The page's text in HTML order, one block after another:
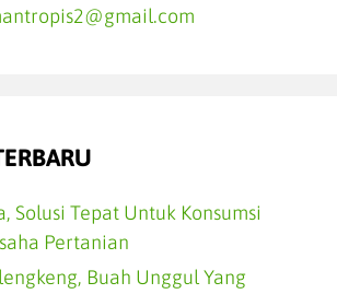
Solusi Tepat Untuk Konsumsi
Pertanian
Buah Unggul Yang